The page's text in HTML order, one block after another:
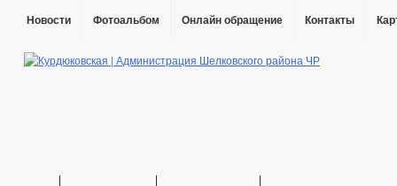
Новости Фотоальбом Онлайн обращение Контакты